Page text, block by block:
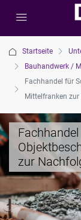
Startseite
Bauhandwerk /
Fachhandel für
Mittelfranken
zur